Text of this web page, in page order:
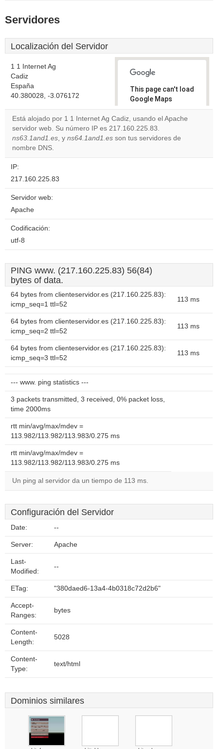
Servidores
Localización del Servidor
1 1 Internet Ag
Cadiz
España
40.380028, -3.076172
This page can't load
Google Maps
correctly.
Do you
own this
Está alojado por 1 1 Internet Ag Cadiz, usando el Apache
servidor web. Su número IP es 217.160.225.83.
ns63.1and1.es, y ns64.1and1.es son tus servidores de
nombre DNS.
IP:
217.160.225.83
Servidor web:
Apache
Codificación:
utf-8
PING www. (217.160.225.83) 56(84)
bytes of data.
64 bytes from clienteservidor.es (217.160.225.83):
icmp_seq=1 ttl=52
113 ms
64 bytes from clienteservidor.es (217.160.225.83):
icmp_seq=2 ttl=52
113 ms
64 bytes from clienteservidor.es (217.160.225.83):
icmp_seq=3 ttl=52
113 ms
--- www. ping statistics ---
3 packets transmitted, 3 received, 0% packet loss,
time 2000ms
rtt min/avg/max/mdev =
113.982/113.982/113.983/0.275 ms
rtt min/avg/max/mdev =
113.982/113.982/113.983/0.275 ms
Un ping al servidor da un tiempo de 113 ms.
Configuración del Servidor
Date: --
Server: Apache
Last-
Modified:
--
ETag: "380daed6-13a4-4b0318c72d2b6"
Accept-
Ranges:
bytes
Content-
Length:
5028
Content-
Type:
text/html
Dominios similares